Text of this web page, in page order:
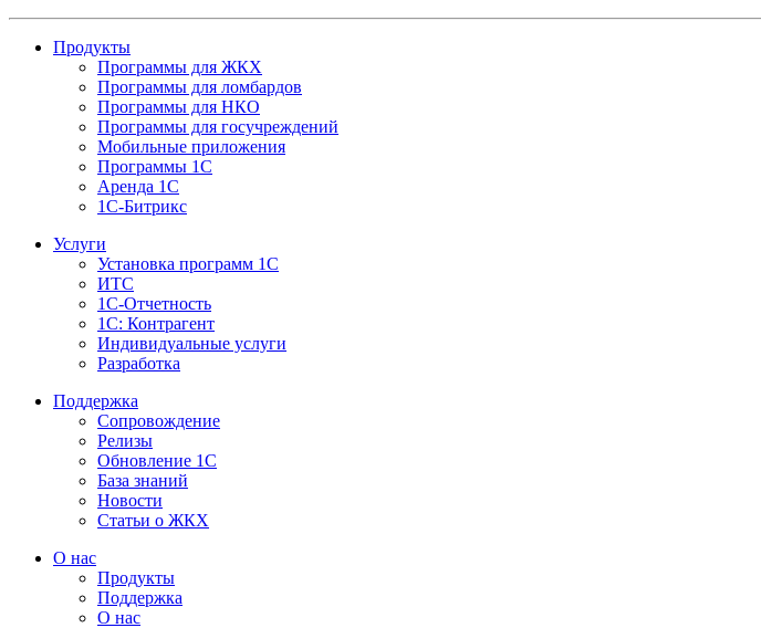
Продукты
Программы для ЖКХ
Программы для ломбардов
Программы для НКО
Программы для госучреждений
Мобильные приложения
Программы 1С
Аренда 1С
1С-Битрикс
Услуги
Установка программ 1С
ИТС
1С-Отчетность
1С: Контрагент
Индивидуальные услуги
Разработка
Поддержка
Сопровождение
Релизы
Обновление 1С
База знаний
Новости
Статьи о ЖКХ
О нас
Продукты
Поддержка
О нас